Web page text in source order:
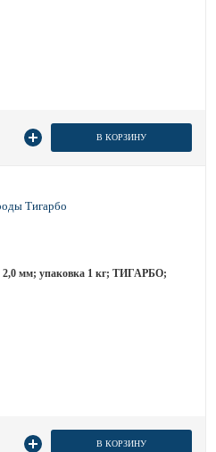
В КОРЗИНУ
мм; упаковка 1 кг; ТИГАРБО;
В КОРЗИНУ